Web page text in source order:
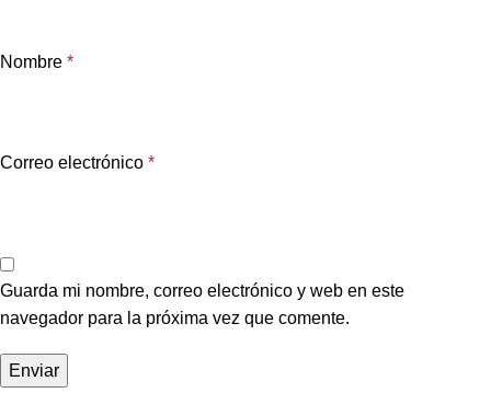
Nombre *
Correo electrónico *
Guarda mi nombre, correo electrónico y web en este
navegador para la próxima vez que comente.